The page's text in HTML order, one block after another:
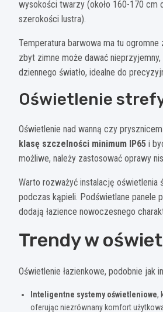
wysokości twarzy (około 160-170 cm
szerokości lustra).
Temperatura barwowa ma tu ogromne
zbyt zimne może dawać
dziennego światło, idealne do
Oświetlenie
Oświetlenie nad wanną czy
klasę szczelności minimum IP65 i
możliwe, należy zastosować oprawy
Warto rozważyć instalację
podczas kąpieli. Podświetlane panele
dodają łazience nowoczesnego
Trendy w
Oświetlenie łazienkowe, podobnie jak
Inteligentne systemy oświetleniowe,
oferując niezrównany komfort